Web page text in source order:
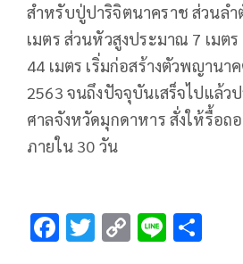
สำหรับปู่ปาริจิตนาคราช ส่วนลำ
เมตร ส่วนหัวสูงประมาณ 7 เมต
44 เมตร เริ่มก่อสร้างตัวพญานา
2563 จนถึงปัจจุบันเสร็จไปแล้ว
ศาลจังหวัดมุกดาหาร สั่งให้รื้อ
ภายใน 30 วัน
F T C Li